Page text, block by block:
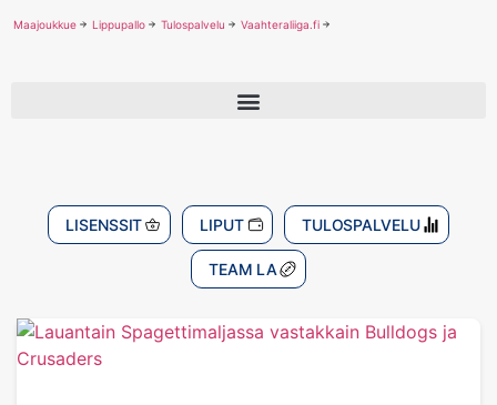
Maajoukkue Lippupallo Tulospalvelu Vaahteraliiga.fi
LISENSSIT LIPUT TULOSPALVELU
TEAM LA